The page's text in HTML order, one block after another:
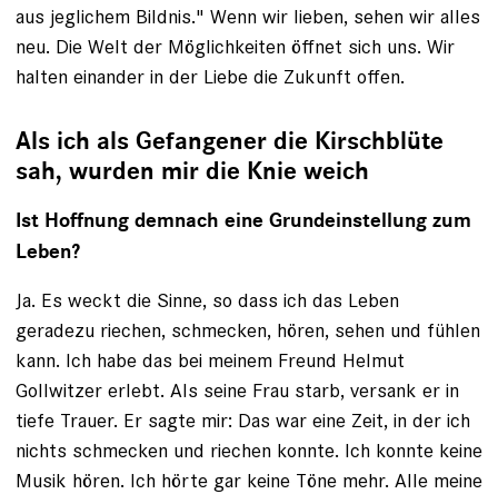
aus jeglichem Bildnis." Wenn wir lieben, sehen wir alles
neu. Die Welt der Möglichkeiten öffnet sich uns. Wir
halten einander in der Liebe die Zukunft offen.
Als ich als Gefangener die Kirschblüte
sah, wurden mir die Knie weich
Ist Hoffnung demnach eine Grundeinstellung zum
Leben?
Ja. Es weckt die Sinne, so dass ich das Leben
geradezu riechen, schmecken, hören, sehen und fühlen
kann. Ich habe das bei meinem Freund Helmut
Gollwitzer erlebt. Als seine Frau starb, versank er in
tiefe Trauer. Er sagte mir: Das war eine Zeit, in der ich
nichts schmecken und riechen konnte. Ich konnte keine
Musik hören. Ich hörte gar keine Töne mehr. Alle meine